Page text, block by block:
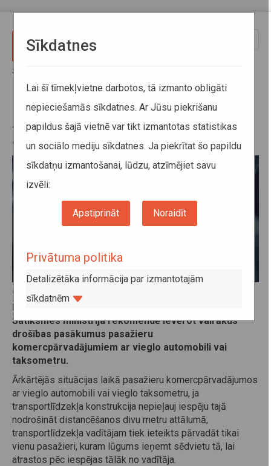
Sākums
Satiksmes ministrija rekomendē
drošības pasākumus taksometros
03. aprīlis 2020
Lai ierobežotu COVID-19 vīrusa izplatību Latvijā,
Satiksmes ministrija rekomendē ievērot vairākus
drošības pasākumus pasažieru
komercpārvadājumiem ar vieglo automobili vai
taksometru.
Ārkārtējās situācijas laikā pasažieru komercpārvadājumos
ar vieglo automobili vai vieglo taksometru, ja
transportlīdzekļa konstrukcija nepieļauj iespēju tajā
nodrošināt distancēšanos divu metru attālumā,
transportlīdzekļa vadītājam tiek ieteikts pārvadāt tikai
vienu pasažieri, kuram lūgums ieņemt sēdvietu tā, lai
atrastos pēc iespējas tālāk no vadītāja.
Sīkdatnes
Lai šī tīmekļvietne darbotos, tā izmanto obligāti
nepieciešamās sīkdatnes. Ar Jūsu piekrišanu
papildus šajā vietnē var tikt izmantotas statistikas
un sociālo mediju sīkdatnes. Ja piekrītat šo papildu
sīkdatņu izmantošanai, lūdzu, atzīmējiet savu
izvēli:
Apstiprināt Noraidīt
Privātuma politika
Detalizētāka informācija par izmantotajām
sīkdatnēm